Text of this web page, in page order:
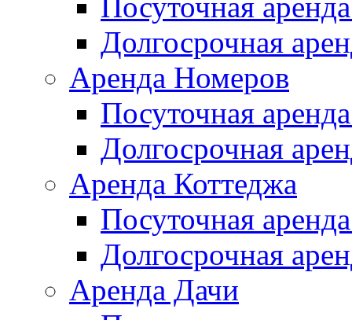
Посуточная
Долгосрочная
Аренда Номеров
Посуточная
Долгосрочная
Аренда Коттеджа
Посуточная
Долгосрочная
Аренда Дачи